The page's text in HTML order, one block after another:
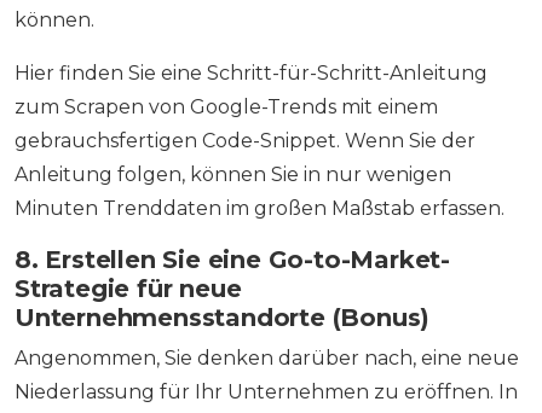
können.
Hier finden Sie eine Schritt-für-Schritt-Anleitung
zum Scrapen von Google-Trends mit einem
gebrauchsfertigen Code-Snippet. Wenn Sie der
Anleitung folgen, können Sie in nur wenigen
Minuten Trenddaten im großen Maßstab erfassen.
8. Erstellen Sie eine Go-to-Market-
Strategie für neue
Unternehmensstandorte (Bonus)
Angenommen, Sie denken darüber nach, eine neue
Niederlassung für Ihr Unternehmen zu eröffnen. In